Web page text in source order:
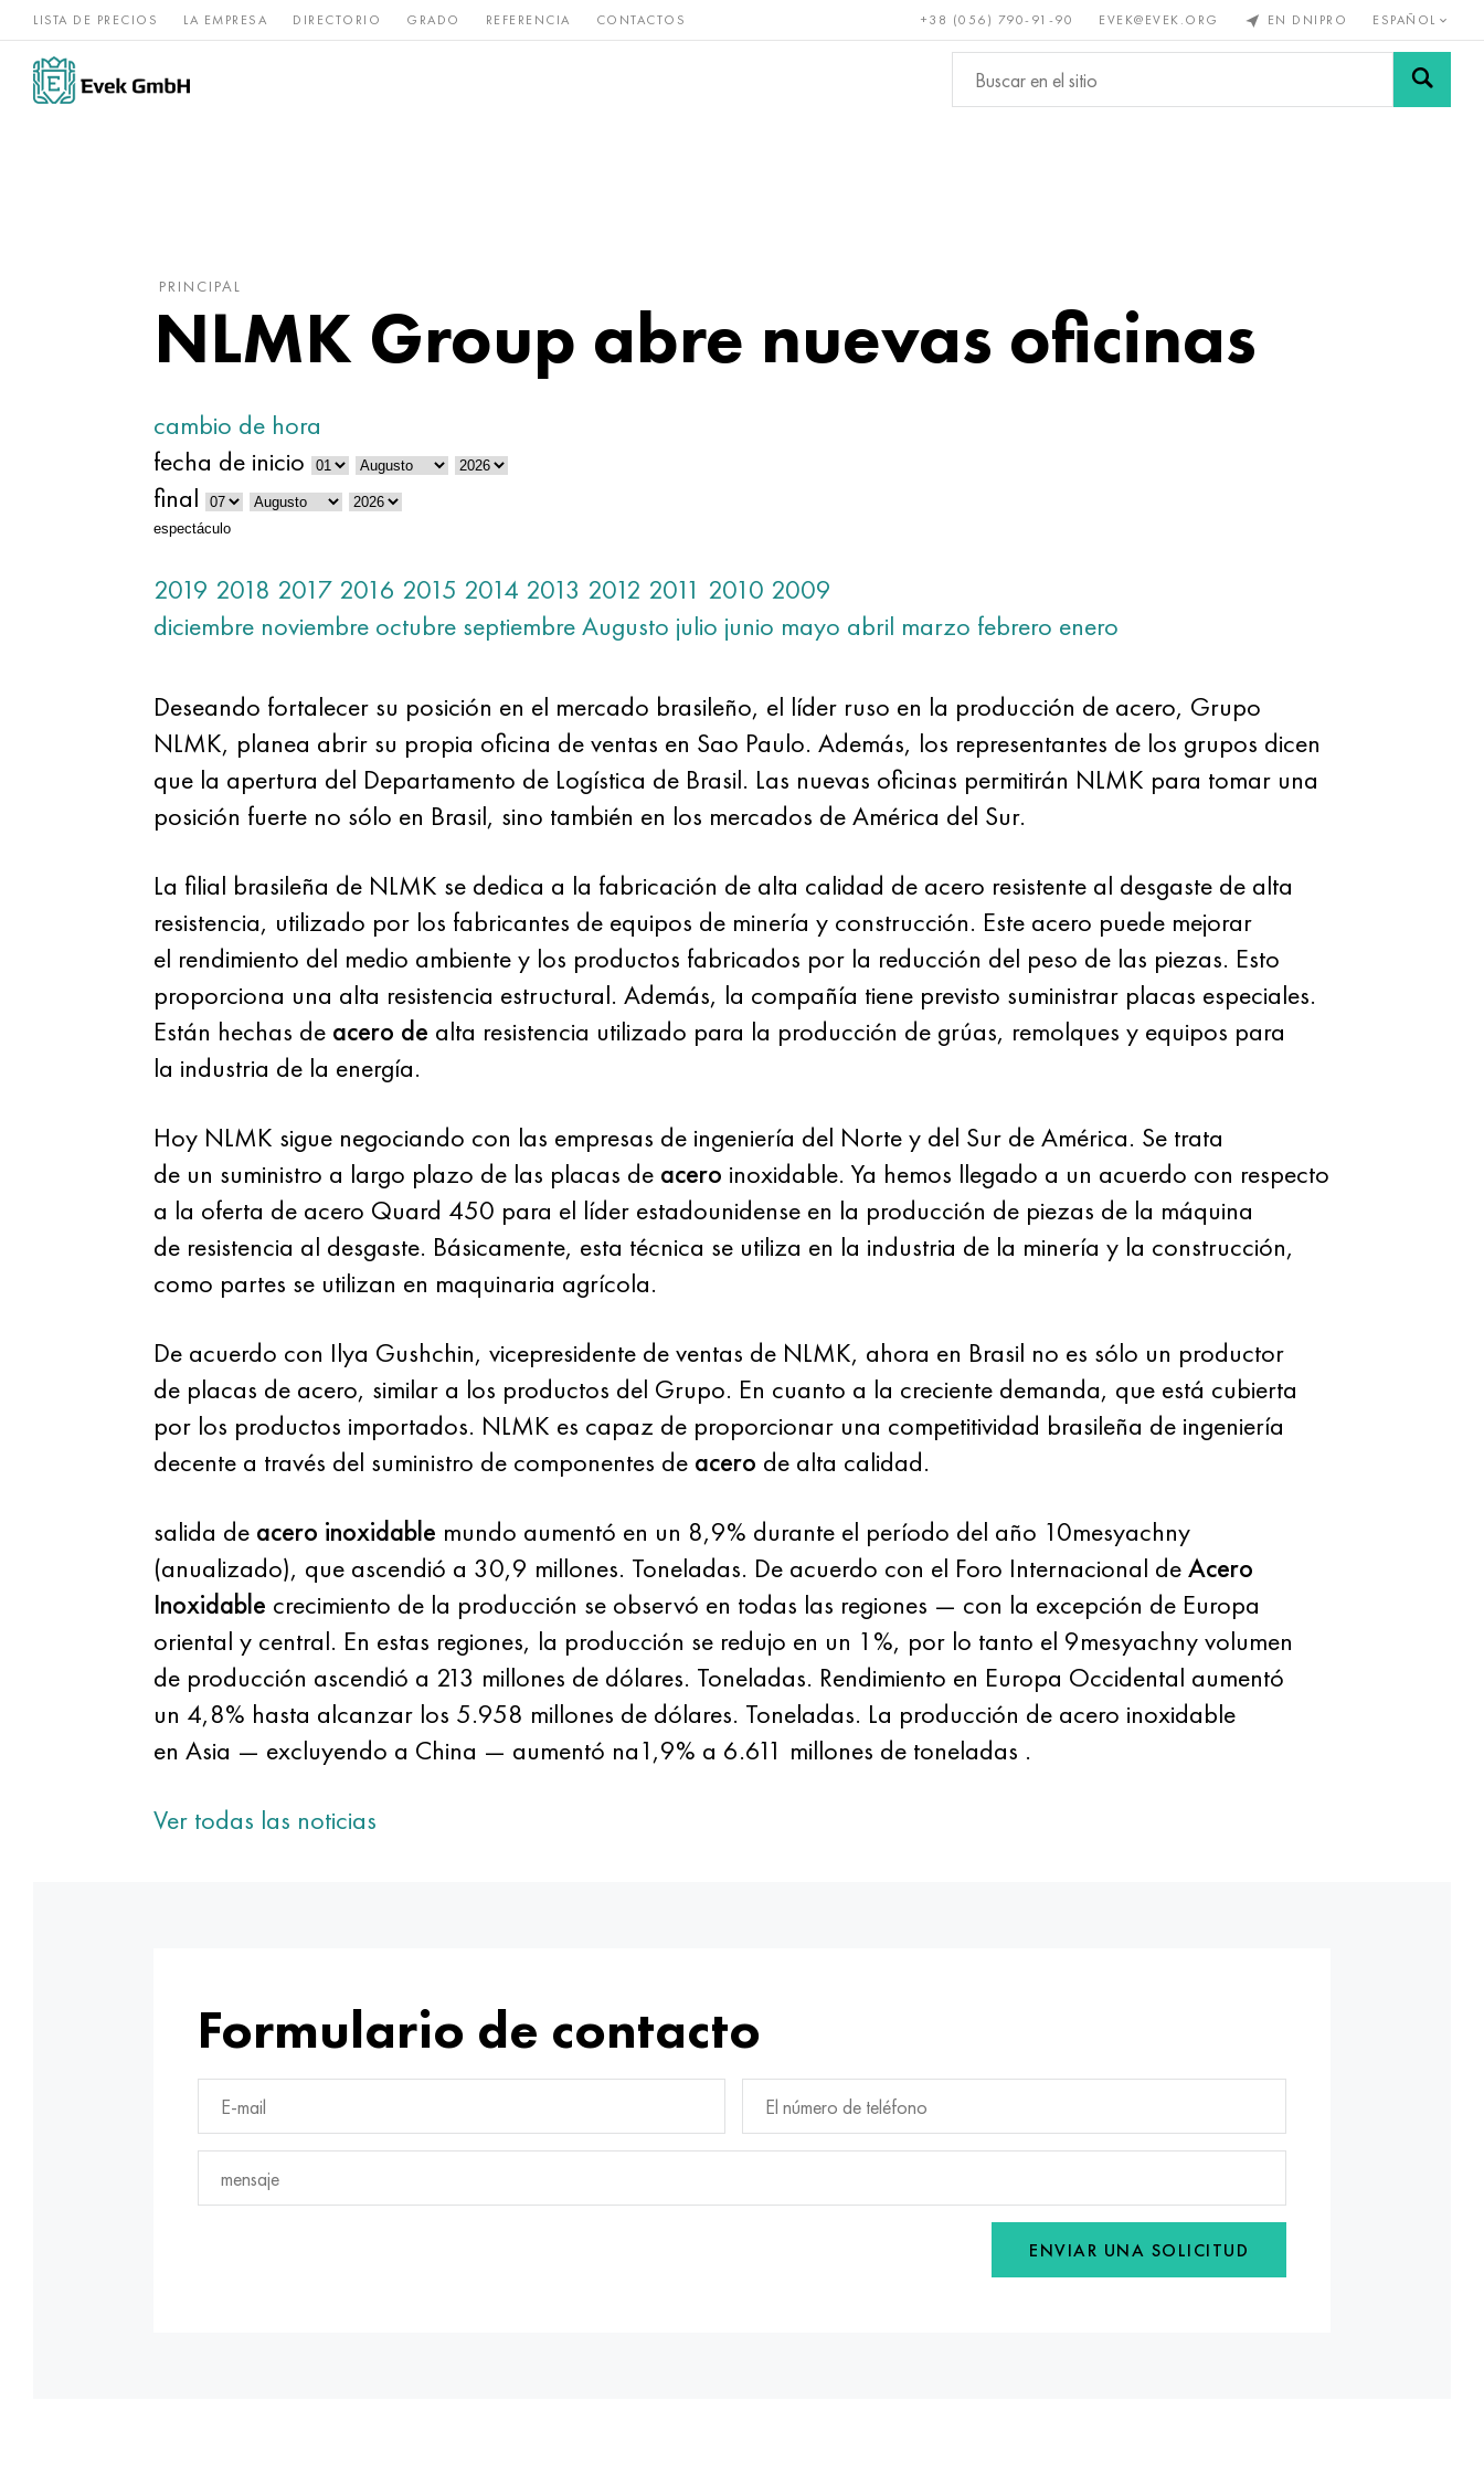
LISTA DE PRECIOS LA EMPRESA DIRECTORIO GRADO REFERENCIA CONTACTOS +38 (056) 790-91-90 EVEK@EVEK.ORG EN DNIPRO ESPAÑOL
Aleaciones de
níquel
acero Raro y Bronce, cobre, Metales no
ferrosos
Aleación de Mallas y
PRINCIPAL
NLMK Group abre nuevas oficinas
cambio de hora
fecha de inicio
final
espectáculo
2019 2018 2017 2016 2015 2014 2013 2012 2011 2010 2009
diciembre noviembre octubre septiembreAugusto julio junio mayo abril marzo febrero enero
Deseando fortalecer su posición en el mercado brasileño, el líder ruso en la producción de acero, Grupo
NLMK, planea abrir su propia oficina de ventas en Sao Paulo. Además, los representantes de los grupos dicen
que la apertura del Departamento de Logística de Brasil. Las nuevas oficinas permitirán NLMK para tomar una
posición fuerte no sólo en Brasil, sino también en los mercados de América del Sur.
La filial brasileña de NLMK se dedica a la fabricación de alta calidad de acero resistente al desgaste de alta
resistencia, utilizado por los fabricantes de equipos de minería y construcción. Este acero puede mejorar
el rendimiento del medio ambiente y los productos fabricados por la reducción del peso de las piezas. Esto
proporciona una alta resistencia estructural. Además, la compañía tiene previsto suministrar placas especiales.
Están hechas de acero de alta resistencia utilizado para la producción de grúas, remolques y equipos para
la industria de la energía.
Hoy NLMK sigue negociando con las empresas de ingeniería del Norte y del Sur de América. Se trata
de un suministro a largo plazo de las placas de acero inoxidable. Ya hemos llegado a un acuerdo con respecto
a la oferta de acero Quard 450 para el líder estadounidense en la producción de piezas de la máquina
de resistencia al desgaste. Básicamente, esta técnica se utiliza en la industria de la minería y la construcción,
como partes se utilizan en maquinaria agrícola.
De acuerdo con Ilya Gushchin, vicepresidente de ventas de NLMK, ahora en Brasil no es sólo un productor
de placas de acero, similar a los productos del Grupo. En cuanto a la creciente demanda, que está cubierta
por los productos importados. NLMK es capaz de proporcionar una competitividad brasileña de ingeniería
decente a través del suministro de componentes de acero de alta calidad.
salida de acero inoxidable mundo aumentó en un 8,9% durante el período del año 10mesyachny
(anualizado), que ascendió a 30,9 millones. Toneladas. De acuerdo con el Foro Internacional deAcero
Inoxidable crecimiento de la producción se observó en todas las regiones — con la excepción de Europa
oriental y central. En estas regiones, la producción se redujo en un 1%, por lo tanto el 9mesyachny volumen
de producción ascendió a 213 millones de dólares. Toneladas. Rendimiento en Europa Occidental aumentó
un 4,8% hasta alcanzar los 5.958 millones de dólares. Toneladas. La producción de acero inoxidable
en Asia — excluyendo a China — aumentó na1,9% a 6.611 millones de toneladas .
Ver todas las noticias
Formulario de contacto
ENVIAR UNA SOLICITUD